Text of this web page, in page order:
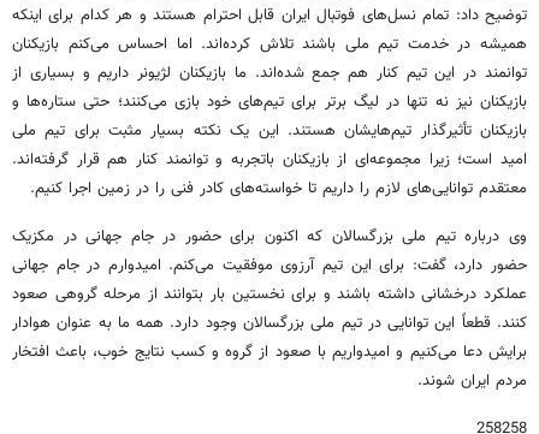
توضیح داد: تمام نسل‌های فوتبال ایران قابل احترام هستند و هر کدام برای اینکه
همیشه در خدمت تیم ملی باشند تلاش کرده‌اند. اما احساس می‌کنم بازیکنان
توانمند در این تیم کنار هم جمع شده‌اند. ما بازیکنان لژیونر داریم و بسیاری از
بازیکنان نیز نه تنها در لیگ برتر برای تیم‌های خود بازی می‌کنند؛ حتی ستاره‌ها و
بازیکنان تأثیرگذار تیم‌هایشان هستند. این یک نکته بسیار مثبت برای تیم ملی
امید است؛ زیرا مجموعه‌ای از بازیکنان باتجربه و توانمند کنار هم قرار گرفته‌اند.
معتقدم توانایی‌های لازم را داریم تا خواسته‌های کادر فنی را در زمین اجرا کنیم.
وی درباره تیم ملی بزرگسالان که اکنون برای حضور در جام جهانی در مکزیک
حضور دارد، گفت: برای این تیم آرزوی موفقیت می‌کنم. امیدوارم در جام جهانی
عملکرد درخشانی داشته باشند و برای نخستین بار بتوانند از مرحله گروهی صعود
کنند. قطعاً این توانایی در تیم ملی بزرگسالان وجود دارد. همه ما به عنوان هوادار
برایش دعا می‌کنیم و امیدواریم با صعود از گروه و کسب نتایج خوب، باعث افتخار
مردم ایران شوند.
258258